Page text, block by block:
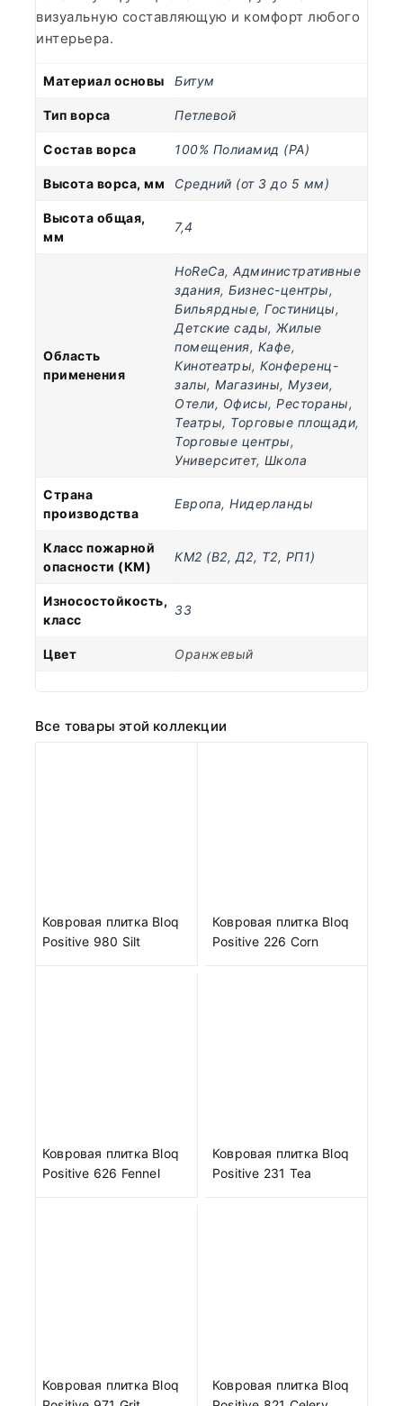
визуальную составляющую и комфорт любого
интерьера.
Материал основы Битум
Тип ворса Петлевой
Состав ворса 100% Полиамид (PA)
Высота ворса, мм Средний (от 3 до 5 мм)
Высота общая,
мм
7,4
Область
применения
HoReCa, Административные
здания, Бизнес-центры,
Бильярдные, Гостиницы,
Детские сады, Жилые
помещения, Кафе,
Кинотеатры, Конференц-
залы, Магазины, Музеи,
Отели, Офисы, Рестораны,
Театры, Торговые площади,
Торговые центры,
Университет, Школа
Страна
производства
Европа, Нидерланды
Класс пожарной
опасности (КМ)
КМ2 (В2, Д2, Т2, РП1)
Износостойкость,
класс
33
Цвет Оранжевый
Все товары этой коллекции
Ковровая плитка Bloq
Positive 980 Silt
Ковровая плитка Bloq
Positive 226 Corn
Ковровая плитка Bloq
Positive 626 Fennel
Ковровая плитка Bloq
Positive 231 Tea
Ковровая плитка Bloq
Ковровая плитка Bloq